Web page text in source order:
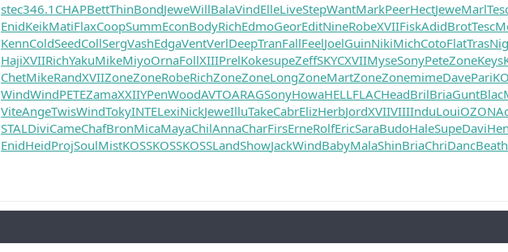
stec346.1 CHAPBettThinBondJeweWillBalaVindElleLiveStepWantMarkPeerHectJeweMarl
EnidKeikMatiFlaxCoopSummEconBodyRichEdmoGeorEditNineRobeXVIIFiskAdidBrotTesc
KennColdSeedCollSergVashEdgaVentVerlDeepTranFallFeelJoelGuinNikiMichCotoFlatTras
HajiXVIIRichYakuMikeMiyoOrnaFollXIIIPrelKokesupeZeffSKYCXVIIMyseSonyPeteZoneKeys
ChetMikeRandXVIIZoneZoneRobeRichZoneZoneLongZoneMartZoneZonemimeDavePari
WindWindPETEZamaXXIIYPenWoodAVTOARAGSonyHowaHELLFLACHeadBrilBriaGuntBlac
ViteAngeTwisWindTokyINTELexiNickJeweIlluTakeCabrElizHerbJordXVIIVIIIInduLouiOZON
STALDiviCameChafBronMicaMayaChilAnnaCharFirsErneRolfEricSaraBudoHaleSupeDavi
EnidHeidProjSoulMistKOSSKOSSKOSSLandShowJackWindBabyMalaShinBriaChriDancBeat